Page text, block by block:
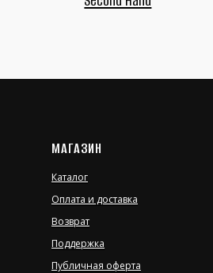
МАГАЗИН
Каталог
Оплата и доставка
Возврат
Поддержка
Публичная оферта